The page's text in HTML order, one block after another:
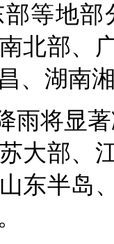
等地部
北部、
、湖南
雨将显
大部、
东半岛